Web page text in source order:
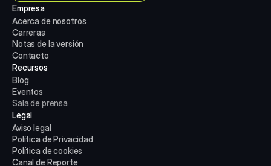
Empresa
Acerca de nosotros
Carreras
Notas de la versión
Contacto
Recursos
Blog
Eventos
Sala de prensa
Legal
Aviso legal
Política de Privacidad
Política de cookies
Canal de Reporte